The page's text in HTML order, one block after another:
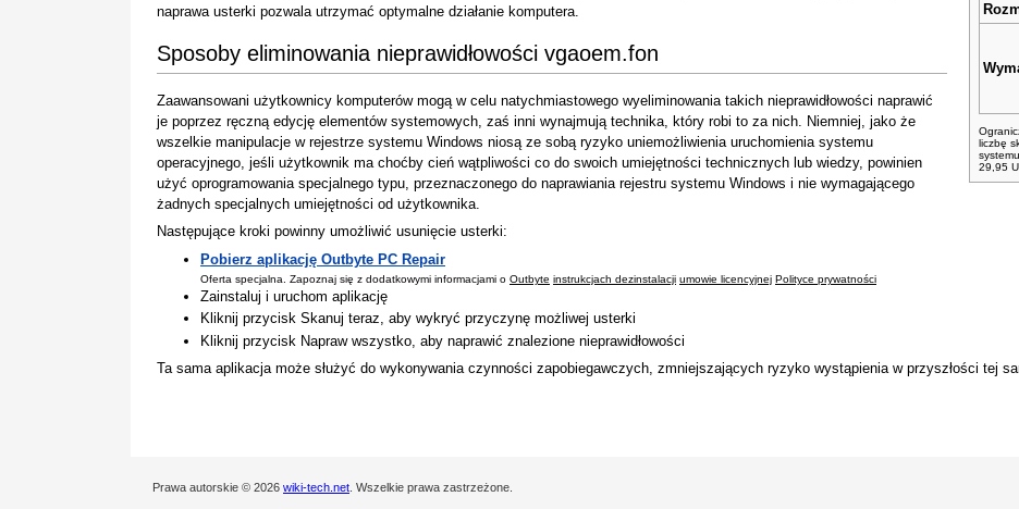
liczbę
29,95
naprawa usterki pozwala utrzymać optymalne działanie komputera.
Sposoby eliminowania nieprawidłowości vgaoem.fon
Zaawansowani użytkownicy komputerów mogą w celu natychmiastowego wyeliminowania takich nieprawidłowości naprawić
je poprzez ręczną edycję elementów systemowych, zaś inni wynajmują technika, który robi to za nich. Niemniej, jako że
wszelkie manipulacje w rejestrze systemu Windows niosą ze sobą ryzyko uniemożliwienia uruchomienia systemu
operacyjnego, jeśli użytkownik ma choćby cień wątpliwości co do swoich umiejętności technicznych lub wiedzy, powinien
użyć oprogramowania specjalnego typu, przeznaczonego do naprawiania rejestru systemu Windows i nie wymagającego
żadnych specjalnych umiejętności od użytkownika.
Następujące kroki powinny umożliwić usunięcie usterki:
Pobierz aplikację Outbyte PC Repair
Oferta specjalna. Zapoznaj się z dodatkowymi informacjami o Outbyte instrukcjach dezinstalacji umowie licencyjnej Polityce prywatności
Zainstaluj i uruchom aplikację
Kliknij przycisk Skanuj teraz, aby wykryć przyczynę możliwej usterki
Kliknij przycisk Napraw wszystko, aby naprawić znalezione nieprawidłowości
Ta sama aplikacja może służyć do wykonywania czynności zapobiegawczych, zmniejszających ryzyko wystąpienia w przyszłości tej
Prawa autorskie © 2026 wiki-tech.net . Wszelkie prawa zastrzeżone.